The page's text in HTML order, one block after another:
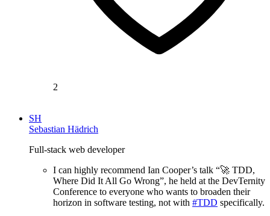
2
SH
Sebastian Hädrich
Full-stack web developer
I can highly recommend Ian Cooper’s talk “🚀 TDD,
Where Did It All Go Wrong”, he held at the DevTernity
Conference to everyone who wants to broaden their
horizon in software testing, not with #TDD specifically.